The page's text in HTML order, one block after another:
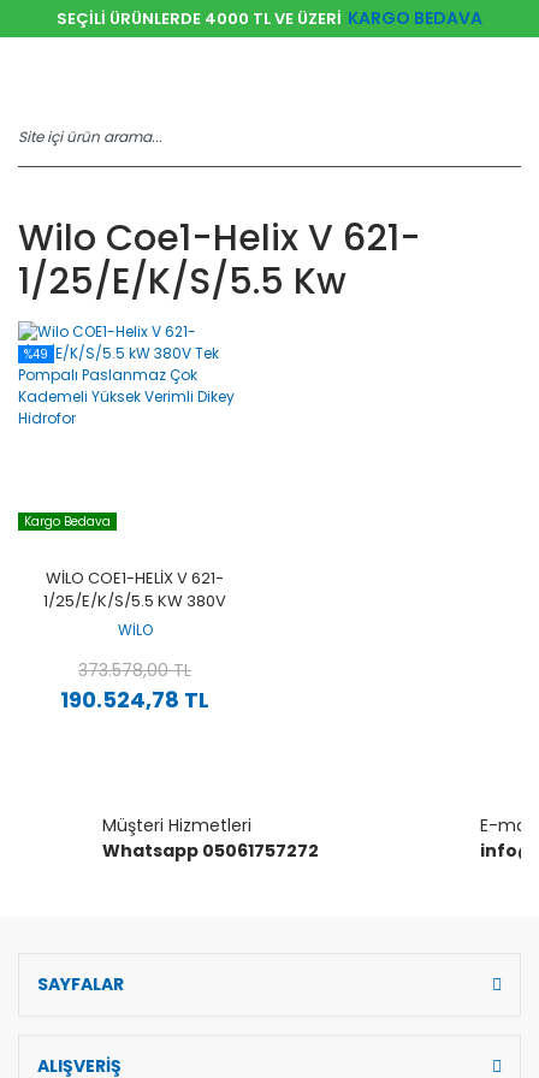
SEÇİLİ ÜRÜNLERDE 4000 TL VE ÜZERİ KARGO BEDAVA
Wilo Coe1-Helix V 621-
1/25/e/k/s/5.5 Kw
%49
Kargo Bedava
WILO COE1-HELIX V 621-
1/25/E/K/S/5.5 KW 380V
TEK POMPALI PASLANMAZ
VERIMLI DIKEY HIDROFOR
WİLO
190.524,78 TL
373.578,00 TL
Müşteri Hizmetleri
Whatsapp 05061757272
E-mail
SAYFALAR
ALIŞVERİŞ